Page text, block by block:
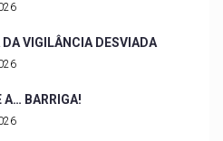
DA VIGILÂNCIA DESVIADA
A… BARRIGA!